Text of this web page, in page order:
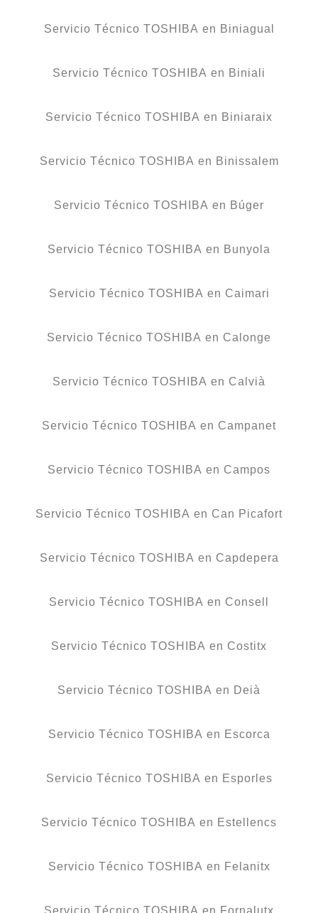
Servicio Técnico TOSHIBA en Biniagual
Servicio Técnico TOSHIBA en Biniali
Servicio Técnico TOSHIBA en Biniaraix
Servicio Técnico TOSHIBA en Binissalem
Servicio Técnico TOSHIBA en Búger
Servicio Técnico TOSHIBA en Bunyola
Servicio Técnico TOSHIBA en Caimari
Servicio Técnico TOSHIBA en Calonge
Servicio Técnico TOSHIBA en Calvià
Servicio Técnico TOSHIBA en Campanet
Servicio Técnico TOSHIBA en Campos
Servicio Técnico TOSHIBA en Can Picafort
Servicio Técnico TOSHIBA en Capdepera
Servicio Técnico TOSHIBA en Consell
Servicio Técnico TOSHIBA en Costitx
Servicio Técnico TOSHIBA en Deià
Servicio Técnico TOSHIBA en Escorca
Servicio Técnico TOSHIBA en Esporles
Servicio Técnico TOSHIBA en Estellencs
Servicio Técnico TOSHIBA en Felanitx
Servicio Técnico TOSHIBA en Fornalutx